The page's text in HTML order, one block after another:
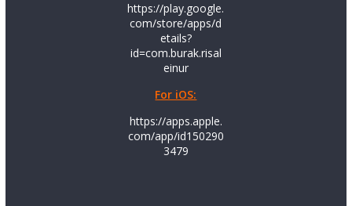
https://play.google.
com/store/apps/d
etails?
id=com.burak.risal
einur
For iOS:
https://apps.apple.
com/app/id150290
3479